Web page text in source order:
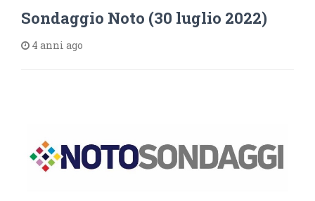
Sondaggio Noto (30 luglio 2022)
4 anni ago